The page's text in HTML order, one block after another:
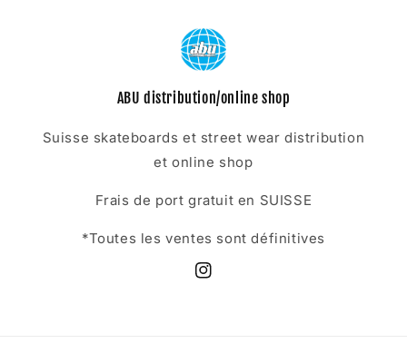
ABU distribution/online shop
Suisse skateboards et street wear distribution
et online shop
Frais de port gratuit en SUISSE
*Toutes les ventes sont définitives
Instagram